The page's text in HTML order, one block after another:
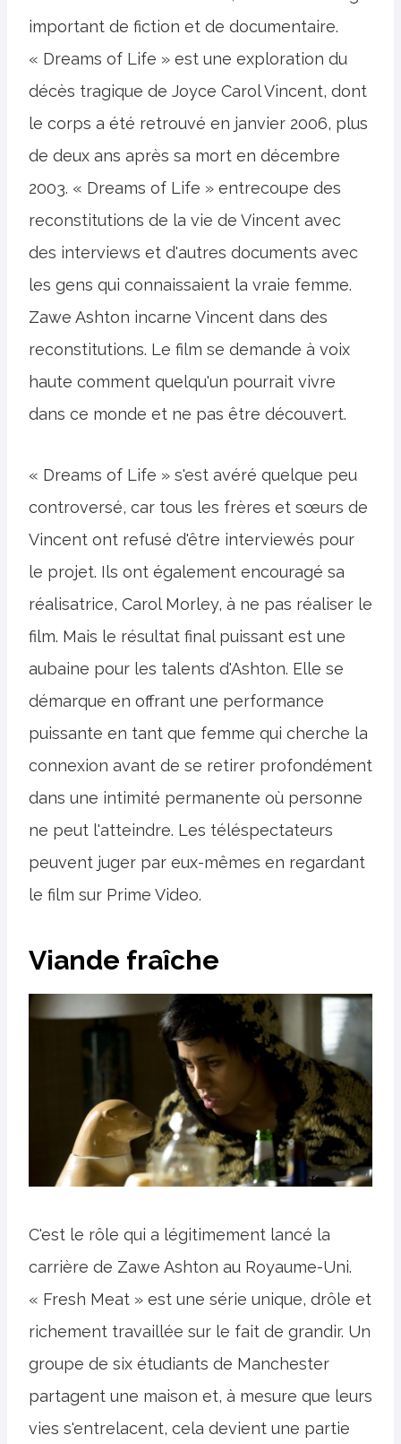
important de fiction et de documentaire.
« Dreams of Life » est une exploration du
décès tragique de Joyce Carol Vincent, dont
le corps a été retrouvé en janvier 2006, plus
de deux ans après sa mort en décembre
2003. « Dreams of Life » entrecoupe des
reconstitutions de la vie de Vincent avec
des interviews et d'autres documents avec
les gens qui connaissaient la vraie femme.
Zawe Ashton incarne Vincent dans des
reconstitutions. Le film se demande à voix
haute comment quelqu'un pourrait vivre
dans ce monde et ne pas être découvert.
« Dreams of Life » s'est avéré quelque peu
controversé, car tous les frères et sœurs de
Vincent ont refusé d'être interviewés pour
le projet. Ils ont également encouragé sa
réalisatrice, Carol Morley, à ne pas réaliser le
film. Mais le résultat final puissant est une
aubaine pour les talents d'Ashton. Elle se
démarque en offrant une performance
puissante en tant que femme qui cherche la
connexion avant de se retirer profondément
dans une intimité permanente où personne
ne peut l'atteindre. Les téléspectateurs
peuvent juger par eux-mêmes en regardant
le film sur Prime Video.
Viande fraîche
C'est le rôle qui a légitimement lancé la
carrière de Zawe Ashton au Royaume-Uni.
« Fresh Meat » est une série unique, drôle et
richement travaillée sur le fait de grandir. Un
groupe de six étudiants de Manchester
partagent une maison et, à mesure que leurs
vies s'entrelacent, cela devient une partie